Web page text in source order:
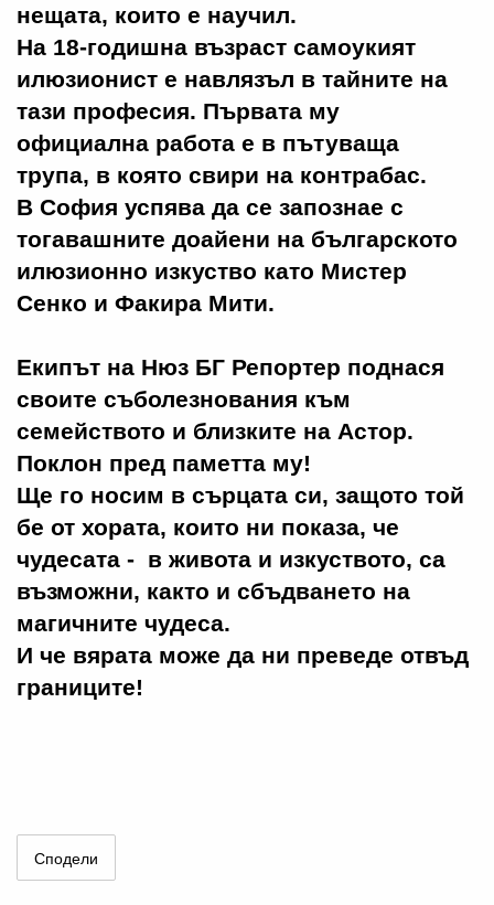
нещата, които е научил.
На 18-годишна възраст самоукият
илюзионист е навлязъл в тайните на
тази професия. Първата му
официална работа е в пътуваща
трупа, в която свири на контрабас.
В София успява да се запознае с
тогавашните доайени на българското
илюзионно изкуство като Мистер
Сенко и Факира Мити.
Екипът на Нюз БГ Репортер поднася
своите съболезнования към
семейството и близките на Астор.
Поклон пред паметта му!
Ще го носим в сърцата си, защото той
бе от хората, които ни показа, че
чудесата - в живота и изкуството, са
възможни, както и сбъдването на
магичните чудеса.
И че вярата може да ни преведе отвъд
границите!
Сподели